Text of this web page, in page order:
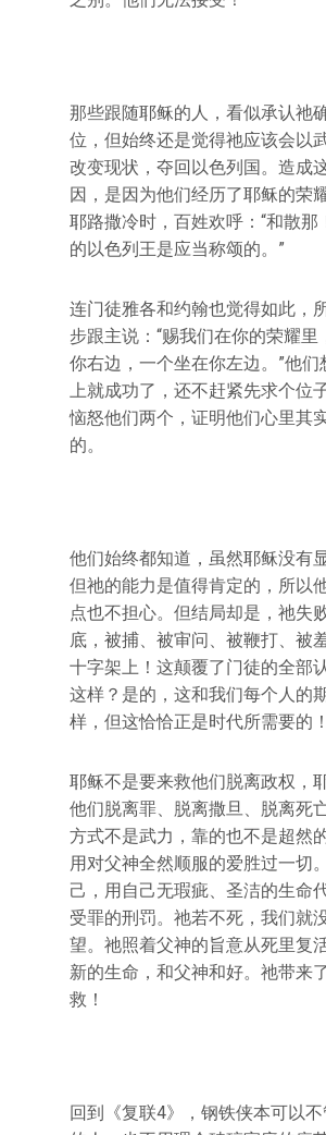
那些跟随耶稣的人，看似承认祂
位，但始终还是觉得祂应该会以
改变现状，夺回以色列国。造成
因，是因为他们经历了耶稣的荣
耶路撒冷时，百姓欢呼：“和散那
的以色列王是应当称颂的。”
连门徒雅各和约翰也觉得如此，
步跟主说：“赐我们在你的荣耀里
你右边，一个坐在你左边。”他们
上就成功了，还不赶紧先求个位
恼怒他们两个，证明他们心里其
的。
他们始终都知道，虽然耶稣没有
但祂的能力是值得肯定的，所以
点也不担心。但结局却是，祂失
底，被捕、被审问、被鞭打、被
十字架上！这颠覆了门徒的全部
这样？是的，这和我们每个人的
样，但这恰恰正是时代所需要的！
耶稣不是要来救他们脱离政权，
他们脱离罪、脱离撒旦、脱离死
方式不是武力，靠的也不是超然
用对父神全然顺服的爱胜过一切
己，用自己无瑕疵、圣洁的生命
受罪的刑罚。祂若不死，我们就
望。祂照着父神的旨意从死里复
新的生命，和父神和好。祂带来
救！
回到《复联4》，钢铁侠本可以